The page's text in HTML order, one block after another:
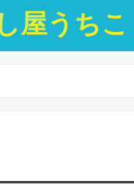
屋うちこ